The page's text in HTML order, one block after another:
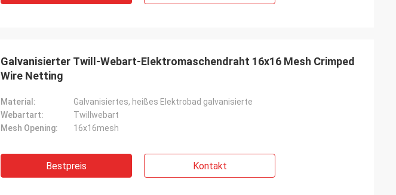
Galvanisierter Twill-Webart-Elektromaschendraht 16x16 Mesh Crimped
Wire Netting
Material:
Galvanisiertes, heißes Elektrobad galvanisierte
Webartart:
Twillwebart
Mesh Opening:
16x16mesh
Bestpreis Kontakt